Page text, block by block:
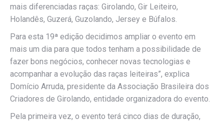
mais diferenciadas raças: Girolando, Gir Leiteiro,
Holandês, Guzerá, Guzolando, Jersey e Búfalos.
Para esta 19ª edição decidimos ampliar o evento em
mais um dia para que todos tenham a possibilidade de
fazer bons negócios, conhecer novas tecnologias e
acompanhar a evolução das raças leiteiras”, explica
Domício Arruda, presidente da Associação Brasileira dos
Criadores de Girolando, entidade organizadora do evento.
Pela primeira vez, o evento terá cinco dias de duração,